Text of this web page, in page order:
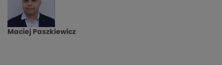
Maciej Paszkiewicz